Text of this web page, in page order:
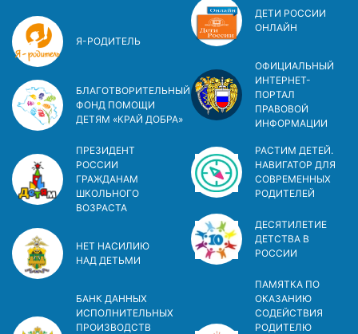
Я-РОДИТЕЛЬ
БЛАГОТВОРИТЕЛЬНЫЙ
ФОНД ПОМОЩИ
ДЕТЯМ «КРАЙ ДОБРА»
ПРЕЗИДЕНТ
РОССИИ
ГРАЖДАНАМ
ШКОЛЬНОГО
ВОЗРАСТА
НЕТ НАСИЛИЮ
НАД ДЕТЬМИ
БАНК ДАННЫХ
ИСПОЛНИТЕЛЬНЫХ
ПРОИЗВОДСТВ
ДЕТИ РОССИИ
ОНЛАЙН
ОФИЦИАЛЬНЫЙ
ИНТЕРНЕТ-
ПОРТАЛ
ПРАВОВОЙ
ИНФОРМАЦИИ
РАСТИМ ДЕТЕЙ.
НАВИГАТОР ДЛЯ
СОВРЕМЕННЫХ
РОДИТЕЛЕЙ
ДЕСЯТИЛЕТИЕ
ДЕТСТВА В
РОСCИИ
ПАМЯТКА ПО
ОКАЗАНИЮ
СОДЕЙСТВИЯ
РОДИТЕЛЮ